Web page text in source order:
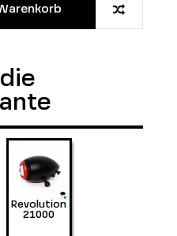
Revolution
21000